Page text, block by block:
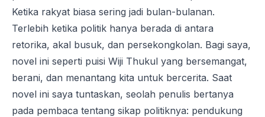
Ketika rakyat biasa sering jadi bulan-bulanan.
Terlebih ketika politik hanya berada di antara
retorika, akal busuk, dan persekongkolan. Bagi saya,
novel ini seperti puisi Wiji Thukul yang bersemangat,
berani, dan menantang kita untuk bercerita. Saat
novel ini saya tuntaskan, seolah penulis bertanya
pada pembaca tentang sikap politiknya: pendukung